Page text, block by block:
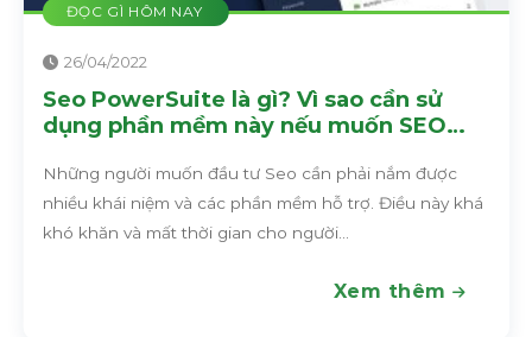
ĐỌC GÌ HÔM NAY
Landing Page – Công thức bán hàng
đột phá của mọi doanh nghiệp
26/04/2022
Landing Page được mệnh danh là “ông hoàng” nền
tảng bán hàng trong giới Digital Marketing bởi
ưu điểm và lợi ích “khủng khiếp” của nó. Trong các
Xem thêm